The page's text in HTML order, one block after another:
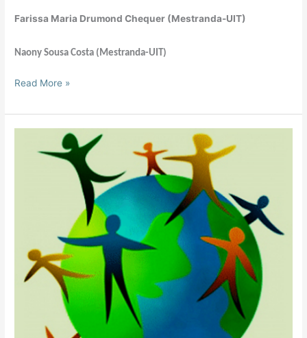
Farissa Maria Drumond Chequer (Mestranda-UIT)
Naony Sousa Costa (Mestranda-UIT)
Read More »
Internacional